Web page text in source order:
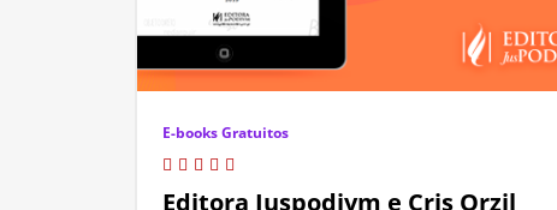
E-books Gratuitos
Editora Juspodivm e Cris Orzil